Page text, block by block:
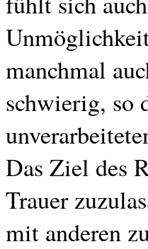
manchmal
schwierig, so
Das Ziel des
Trauer
mit anderen